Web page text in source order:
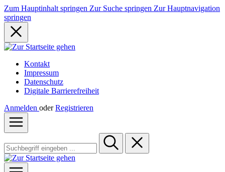
Zum Hauptinhalt springen Zur Suche springen Zur Hauptnavigation
springen
Kontakt
Impressum
Datenschutz
Digitale Barrierefreiheit
Anmelden oder Registrieren